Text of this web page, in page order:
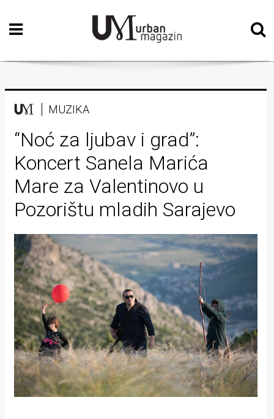
Početna
Vizualne
Teatar
Književnost
Muzika
Film
Intervju
Kolumne
Kultura
Lifestyle
Beauty
Fashion
Zdravlje
Za
MUZIKA
“Noć za ljubav i grad”:
Koncert Sanela Marića
Mare za Valentinovo u
Pozorištu mladih Sarajevo